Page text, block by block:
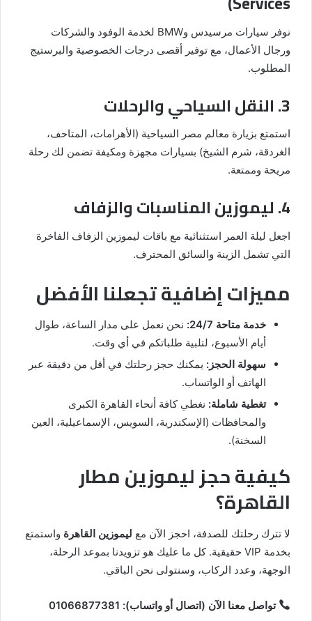
نوفر سيارات مرسيدس وBMW لخدمة الوفود والشركات
ورجال الأعمال، مع توفير أقصى درجات الخصوصية والبرستيج
المطلوب.
3. النقل السياحي والرحلات
استمتع بزيارة معالم مصر السياحية (الأهرامات، المتاحف،
الغردقة، شرم الشيخ) بسيارات مجهزة ومكيفة تضمن لك رحلة
مريحة وممتعة.
4. ليموزين المناسبات والزفاف
اجعل ليلة العمر استثنائية مع باقات ليموزين الزفاف الفاخرة
التي تشمل الزينة والسائق المحترف.
مميزات إضافية تجعلنا الأفضل
خدمة متاحة 24/7:
نحن نعمل على مدار الساعة، طوال
أيام الأسبوع، لتلبية طلباتكم في أي وقت.
سهولة الحجز: يمكنك حجز رحلتك في أقل من دقيقة عبر
الهاتف أو الواتساب.
تغطية شاملة: نغطي كافة أنحاء القاهرة الكبرى
والمحافظات (الإسكندرية، السويس، الإسماعيلية، العين
السخنة).
كيفية حجز ليموزين مطار
القاهرة؟
لا تترك رحلتك للصدفة، احجز الآن مع ليموزين القاهرة واستمتع
بخدمة VIP حقيقية. كل ما عليك هو تزويدنا بموعد الرحلة،
الوجهة، وعدد الركاب، وسنتولى نحن الباقي.
تواصل معنا الآن (اتصال أو واتساب): 01066877381